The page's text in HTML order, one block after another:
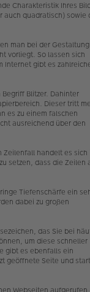
Charakteristik Ihres
auch quadratisch) sowie
man bei der Gestaltung
vorliegt. So lassen sich
Internet gibt es
Blitzer. Dahinter
Dieser tritt
es zu einem falschen
ausreichend über den
Zeilenfall handelt es sich
setzen, dass die Zeilen
Tiefenschärfe ein
dabei zu großen
das Sie bei
um diese schneller
gibt es ebenfalls ein
geöffnete Seite und